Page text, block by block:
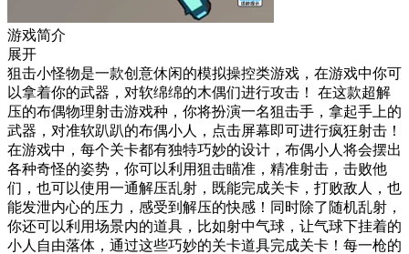
游戏简介
展开
狙击小怪物是一款创意休闲的模拟操控类游戏，在游戏中你可
以拿着你的武器，对软绵绵的木偶们进行攻击！ 在这款超解
压的布偶物理射击游戏种，你将扮演一名狙击手，拿起手上的
武器，对准软趴趴的布偶小人，点击屏幕即可进行疯狂射击！
在游戏中，每个关卡都有独特巧妙的设计，布偶小人将会摆出
各种奇怪的姿势，你可以利用狙击瞄准，精准射击，击败他
们，也可以使用一通解压乱射，既能完成关卡，打败敌人，也
能发泄内心的压力，感受到解压的快感！同时除了随机乱射，
你还可以利用场景内的道具，比如射中气球，让气球下挂着的
小人自由落体，通过这些巧妙的关卡道具完成关卡！每一枪的